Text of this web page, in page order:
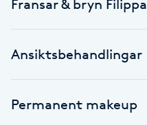
Nageltrång
Nagelvård
Fransar & bryn Filippa
Ansiktsbehandlingar
Permanent makeup